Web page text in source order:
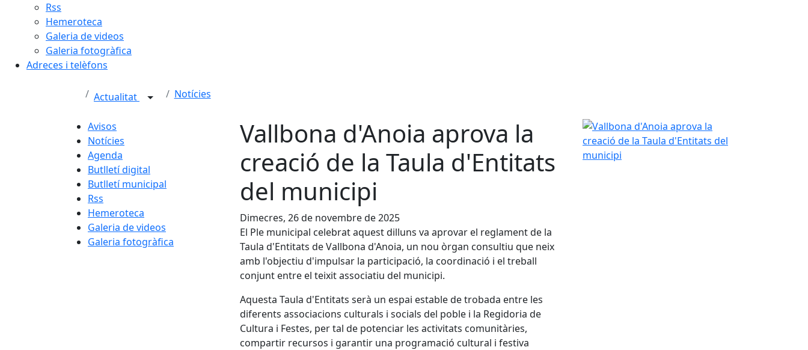
Rss
Hemeroteca
Galeria de videos
Galeria fotogràfica
Adreces i telèfons
Actualitat Notícies
Avisos
Notícies
Agenda
Butlletí digital
Butlletí municipal
Rss
Hemeroteca
Galeria de videos
Galeria fotogràfica
Vallbona d'Anoia aprova la
creació de la Taula d'Entitats
del municipi
Dimecres, 26 de novembre de 2025
El Ple municipal celebrat aquest dilluns va aprovar el reglament de la
Taula d'Entitats de Vallbona d'Anoia, un nou òrgan consultiu que neix
amb l'objectiu d'impulsar la participació, la coordinació i el treball
conjunt entre el teixit associatiu del municipi.
Aquesta Taula d'Entitats serà un espai estable de trobada entre les
diferents associacions culturals i socials del poble i la Regidoria de
Cultura i Festes, per tal de potenciar les activitats comunitàries,
compartir recursos i garantir una programació cultural i festiva
Vallbona d'Anoia aprova la creació de la Taula